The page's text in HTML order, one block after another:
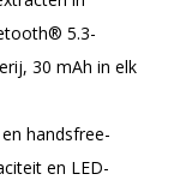
5.3-
30 mAh in elk
handsfree-
en LED-